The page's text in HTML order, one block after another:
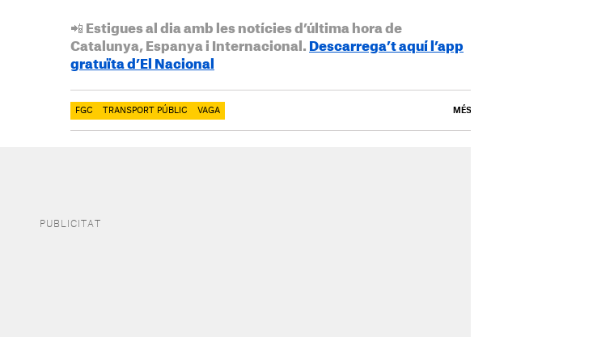
📲 Estigues al dia amb les notícies d’última hora de
Catalunya, Espanya i Internacional. Descarrega’t aquí l’app
gratuïta d’El Nacional
FGC TRANSPORT PÚBLIC VAGA MÉS